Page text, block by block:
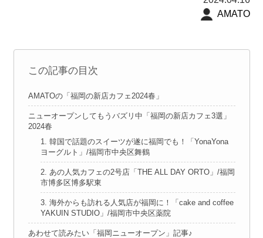
AMATO
この記事の目次
AMATOの「福岡の新店カフェ2024春」
ニューオープンしてもうバズリ中「福岡の新店カフェ3選」
2024春
1. 韓国で話題のスイーツが遂に福岡でも！「YonaYona
ヨーグルト」/福岡市中央区舞鶴
2. あの人気カフェの2号店「THE ALL DAY ORTO」/福岡
市博多区博多駅東
3. 海外からも訪れる人気店が福岡に！「cake and coffee
YAKUIN STUDIO」/福岡市中央区薬院
あわせて読みたい「福岡ニューオープン」記事♪